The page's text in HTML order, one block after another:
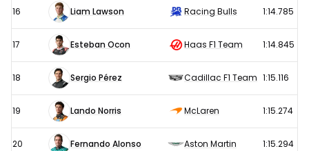
16 Liam Lawson Racing Bulls 1:14.785
17 Esteban Ocon Haas F1 Team 1:14.845
18 Sergio Pérez Cadillac F1 Team 1:15.116
19 Lando Norris McLaren 1:15.274
20 Fernando Alonso Aston Martin 1:15.294